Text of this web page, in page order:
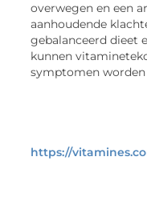
overwegen en een
aanhoudende
gebalanceerd dieet
kunnen
symptomen
https://